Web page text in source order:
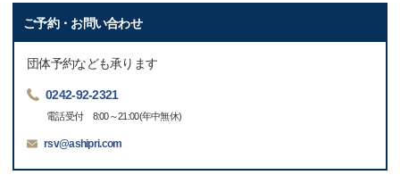
ご予約・お問い合わせ
団体予約なども承ります
0242-92-2321
電話受付 8:00～21:00(年中無休)
rsv@ashipri.com